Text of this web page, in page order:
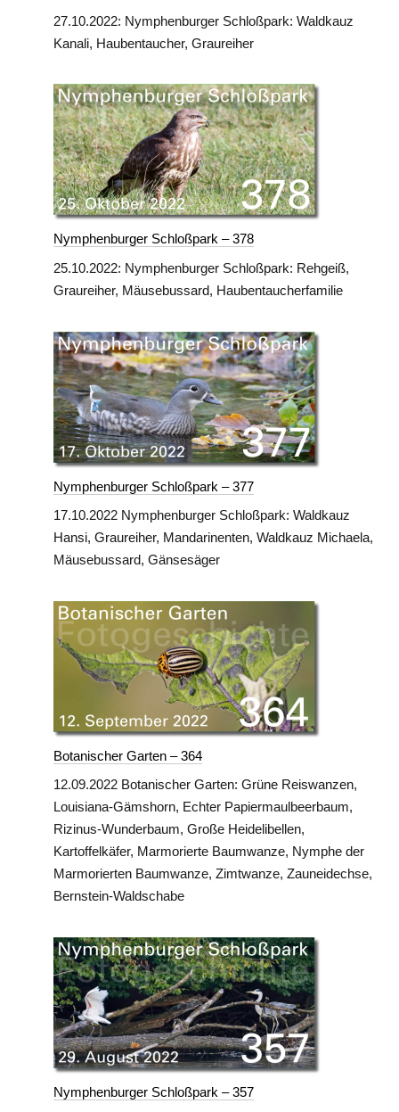
27.10.2022: Nymphenburger Schloßpark: Waldkauz
Kanali, Haubentaucher, Graureiher
Nymphenburger Schloßpark – 378
25.10.2022: Nymphenburger Schloßpark: Rehgeiß,
Graureiher, Mäusebussard, Haubentaucherfamilie
Nymphenburger Schloßpark – 377
17.10.2022 Nymphenburger Schloßpark: Waldkauz
Hansi, Graureiher, Mandarinenten, Waldkauz Michaela,
Mäusebussard, Gänsesäger
Botanischer Garten – 364
12.09.2022 Botanischer Garten: Grüne Reiswanzen,
Louisiana-Gämshorn, Echter Papiermaulbeerbaum,
Rizinus-Wunderbaum, Große Heidelibellen,
Kartoffelkäfer, Marmorierte Baumwanze, Nymphe der
Marmorierten Baumwanze, Zimtwanze, Zauneidechse,
Bernstein-Waldschabe
Nymphenburger Schloßpark – 357